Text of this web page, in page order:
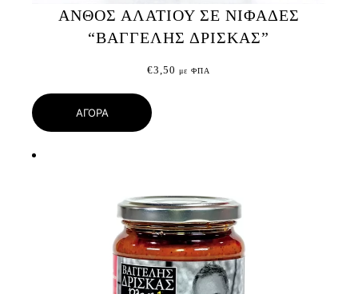
ΑΝΘΟΣ ΑΛΑΤΙΟΥ ΣΕ ΝΙΦΑΔΕΣ
“ΒΑΓΓΕΛΗΣ ΔΡΙΣΚΑΣ”
€3,50 με ΦΠΑ
ΑΓΟΡΑ